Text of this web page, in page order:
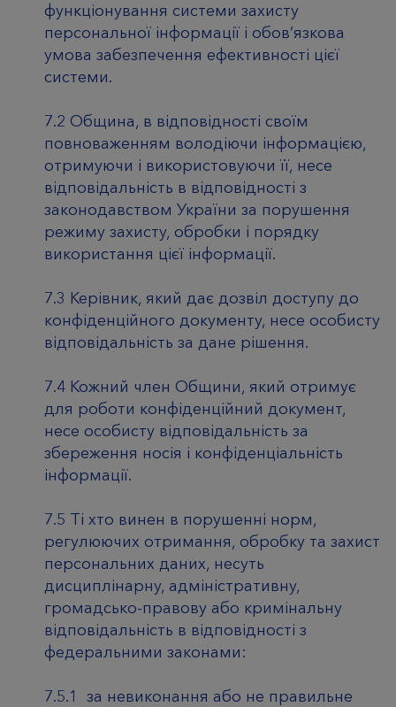
функціонування системи захисту
персональної інформації і обов’язкова
умова забезпечення ефективності цієї
системи.
7.2 Община, в відповідності своїм
повноваженням володіючи інформацією,
отримуючи і використовуючи її, несе
відповідальність в відповідності з
законодавством України за порушення
режиму захисту, обробки і порядку
використання цієї інформації.
7.3 Керівник, який дає дозвіл доступу до
конфіденційного документу, несе особисту
відповідальність за дане рішення.
7.4 Кожний член Общини, який отримує
для роботи конфіденційний документ,
несе особисту відповідальність за
збереження носія і конфіденціальність
інформації.
7.5 Ті хто винен в порушенні норм,
регулюючих отримання, обробку та захист
персональних даних, несуть
дисциплінарну, адміністративну,
громадсько-правову або кримінальну
відповідальність в відповідності з
федеральними законами:
7.5.1 за невиконання або не правильне